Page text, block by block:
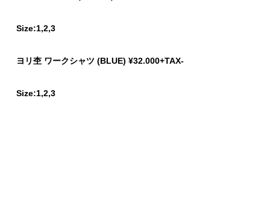
Size:1,2,3
ヨリ杢 ワークシャツ (BLUE) ¥32.000+TAX-
Size:1,2,3